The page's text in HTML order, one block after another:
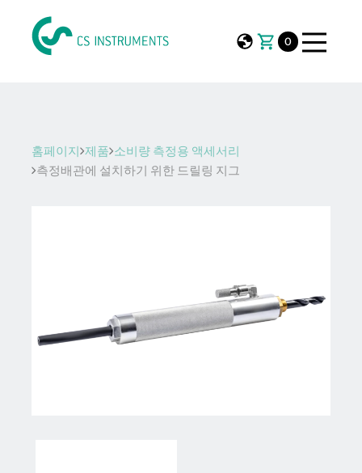
0
홈페이지 제품 소비량 측정용 액세서리
측정배관에 설치하기 위한 드릴링 지그